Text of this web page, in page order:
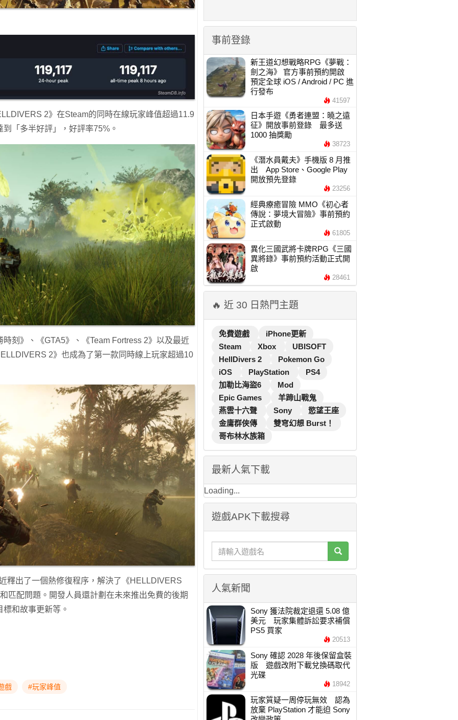
2》在Steam的同時在線玩家峰值超過11.9
「多半好評」，好評率75%。
刻》、《GTA5》、《Team Fortress 2》以及最近
2》也成為了第一款同時線上玩家超過10
釋出了一個熱修復程序，解決了《HELLDIVERS
匹配問題。開發人員還計劃在未來推出免費的後期
和故事更新等。
戲 #玩家峰值
事前登錄
新王道幻想戰略RPG《夢戰：
劍之海》 官方事前預約開啟
預定全球 iOS / Android / PC 進
行發布
41597
日本手遊《勇者連盟：曉之遠
征》開放事前登錄 最多送
1000 抽獎勵
38723
《潛水員戴夫》手機版 8 月推
出 App Store、Google Play
開放預先登錄
23256
經典療癒冒險 MMO《初心者
傳說：夢境大冒險》事前預約
正式啟動
61805
異化三國武將卡牌RPG《三國
異將錄》事前預約活動正式開
啟
28461
🔥 近 30 日熱門主題
免費遊戲
iPhone更新
Steam
Xbox
UBISOFT
HellDivers 2
Pokemon Go
iOS
PlayStation
PS4
加勒比海盜6
Mod
Epic Games
羊蹄山戰鬼
燕雲十六聲
Sony
慾望王座
金庸群俠傳
雙穹幻想 Burst！
哥布林水族箱
最新人氣下載
Loading...
遊戲APK下載搜尋
人氣新聞
Sony 獲法院裁定退還 5.08 億
美元 玩家集體訴訟要求補償
PS5 買家
20513
Sony 確認 2028 年後保留盒裝
版 遊戲改附下載兌換碼取代
光碟
18942
玩家質疑一周停玩無效 認為
放棄 PlayStation 才能迫 Sony